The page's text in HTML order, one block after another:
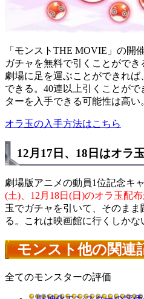
「モンストTHE MOVIE」の開
ガチャを無料で引くことができ
劇場に足を運ぶことができれ
できる。40連以上引くことが
ターを入手できる可能性は高い
オラ玉の入手方法はこちら
12月17日、18日はオラ
劇場版アニメの動員1位記念キ
(土)、12月18日(日)のオラ玉配
玉でガチャを引いて、そのまま
る。これは映画館に行くしかな
モンスト他の関連
全てのモンスターの評価